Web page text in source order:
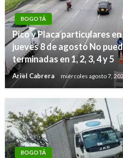
BOGOTÁ
Pico y Placa particulares
jueves 8 de agosto No
terminadas en 1, 2, 3, 4 y 5
Ariel Cabrera miércoles agosto 7,
BOGOTÁ